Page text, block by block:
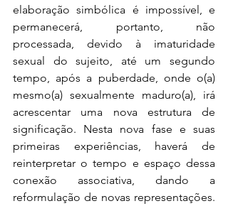
elaboração simbólica é impossível, e
permanecerá, portanto, não
processada, devido à imaturidade
sexual do sujeito, até um segundo
tempo, após a puberdade, onde o(a)
mesmo(a) sexualmente maduro(a), irá
acrescentar uma nova estrutura de
significação. Nesta nova fase e suas
primeiras experiências, haverá de
reinterpretar o tempo e espaço dessa
conexão associativa, dando a
reformulação de novas representações.